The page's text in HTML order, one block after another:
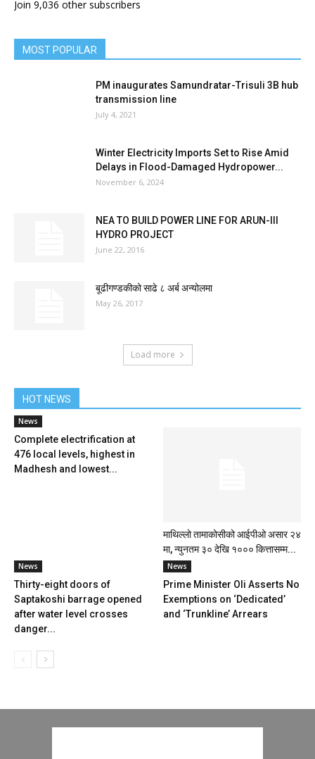
Join 9,036 other subscribers
MOST POPULAR
PM inaugurates Samundratar-Trisuli 3B hub
transmission line
July 4, 2021
Winter Electricity Imports Set to Rise Amid
Delays in Flood-Damaged Hydropower...
November 6, 2024
NEA TO BUILD POWER LINE FOR ARUN-III
HYDRO PROJECT
June 22, 2016
बूढीगण्डकीको साढे ८ अर्ब अन्योलमा
May 26, 2017
Load more
HOT NEWS
News
Complete electrification at
476 local levels, highest in
Madhesh and lowest...
माथिल्लो तामाकोसीको आईपीओ असार २४
मा, न्युनतम ३० देखि १००० कित्तासम्म...
News
Thirty-eight doors of
Saptakoshi barrage opened
after water level crosses
danger...
News
Prime Minister Oli Asserts No
Exemptions on ‘Dedicated’
and ‘Trunkline’ Arrears